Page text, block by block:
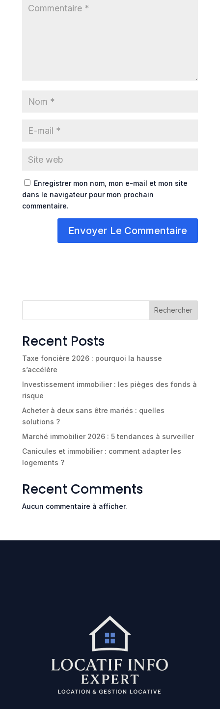
Enregistrer mon nom, mon e-mail et mon site
dans le navigateur pour mon prochain
commentaire.
Rechercher
Recent Posts
Taxe foncière 2026 : pourquoi la hausse
s’accélère
Investissement immobilier : les pièges des fonds à
risque
Acheter à deux sans être mariés : quelles
solutions ?
Marché immobilier 2026 : 5 tendances à surveiller
Canicules et immobilier : comment adapter les
logements ?
Recent Comments
Aucun commentaire à afficher.